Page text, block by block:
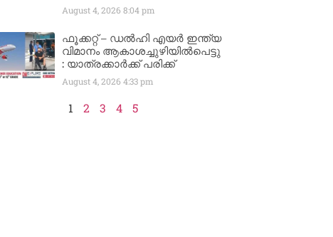
August 4, 2026 8:04 pm
ഫൂക്കറ്റ് – ഡൽഹി എയര്‍ ഇന്ത്യ
വിമാനം ആകാശച്ചുഴിയില്‍പെട്ടു
: യാത്രക്കാര്‍ക്ക് പരിക്ക്
August 4, 2026 4:33 pm
1 2 3 4 5